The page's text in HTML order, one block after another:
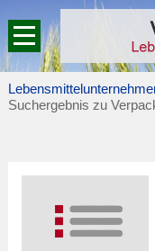
Suchergebnis zu